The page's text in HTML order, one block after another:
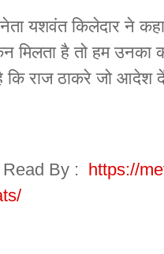
यशवंत किलेदार ने
मिलता है तो हम उनका
कि राज ठाकरे जो आदेश
By : https://